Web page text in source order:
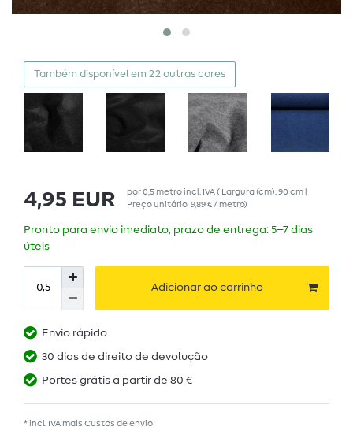
Também disponível em 22 outras cores
4,95 EUR por0,5 metroincl. IVA( Largura (cm): 90 cm |
Preço unitário 9,89 € / metro)
Pronto para envio imediato, prazo de entrega: 5–7 dias
úteis
Adicionar ao carrinho
Envio rápido
30 dias de direito de devolução
Portes grátis a partir de 80 €
* incl. IVA mais Custos de envio